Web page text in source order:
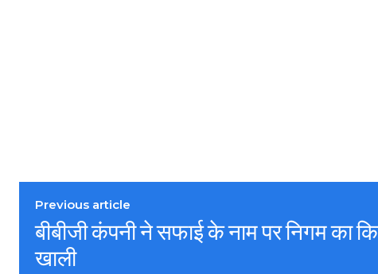
Previous article
बीबीजी कंपनी ने सफाई के नाम पर निगम का
खाली